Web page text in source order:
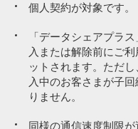
新みんな家族割
（3回線以上）
基本プラン（音声）
新みんな家族割
（3回線以上）
※4
基本プラン（音声）
新みんな家族割
（3回線以上）
※4
個人契約が対象です。
「データシェアプラ
入または解除前にご
ットされます。ただ
入中のお客さまが子
りません。
同様の通信速度制限